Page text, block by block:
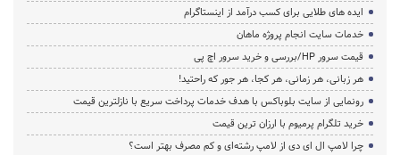
ایده های طلایی برای کسب درآمد از اینستاگرام
خدمات سایت انجام پروژه ماهان
قیمت سرور HP/بررسی و خرید سرور اچ پی
هر زبانی، هر زمانی، هر کجا، هر جور که راحتید!
رونمایی از سایت بلوباکس با هدف خدمات پرداخت سریع با نازلترین قیمت
خرید تلگرام پرمیوم با ارزان ترین قیمت
چرا لامپ ال ای دی از لامپ رشته‌ای و کم مصرف بهتر است؟